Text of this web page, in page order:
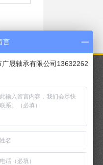
言
广晟轴承有限公司13632262